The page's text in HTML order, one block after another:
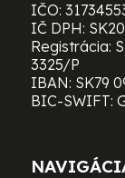
IČO:
IČ DPH:
Registrácia:
3325/P
IBAN: SK79
BIC-SWIFT: